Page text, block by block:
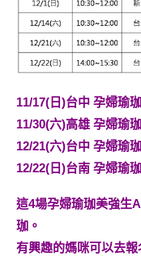
11/17(日)台中 孕婦瑜
11/30(六)高雄 孕婦瑜
12/21(六)台中 孕婦瑜
12/22(日)台南 孕婦瑜
這4場孕婦瑜珈美強生
珈。
有興趣的媽咪可以去報